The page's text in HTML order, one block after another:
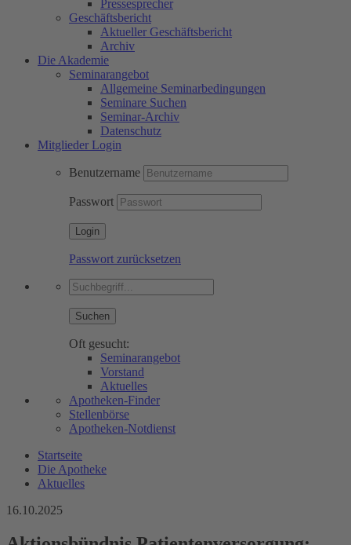
Pressesprecher
Geschäftsbericht
Aktueller Geschäftsbericht
Archiv
Die Akademie
Seminarangebot
Allgemeine Seminarbedingungen
Seminare Suchen
Seminar-Archiv
Datenschutz
Mitglieder Login
Benutzername
Passwort
Passwort zurücksetzen
Suchen
Oft gesucht:
Seminarangebot
Vorstand
Aktuelles
Apotheken-Finder
Stellenbörse
Apotheken-Notdienst
Startseite
Die Apotheke
Aktuelles
16.10.2025